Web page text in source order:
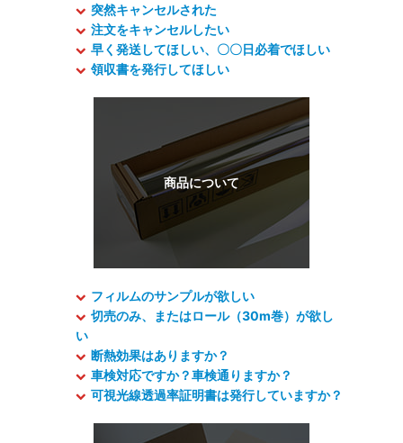
突然キャンセルされた
注文をキャンセルしたい
早く発送してほしい、〇〇日必着でほしい
領収書を発行してほしい
フィルムのサンプルが欲しい
切売のみ、またはロール（30m巻）が欲し
い
断熱効果はありますか？
車検対応ですか？車検通りますか？
可視光線透過率証明書は発行していますか？